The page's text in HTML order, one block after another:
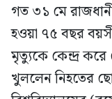
গত ৩১ মে
হওয়া ৭৫ বছর
মৃত্যুকে কেন্দ্র
খুললেন নিহতের